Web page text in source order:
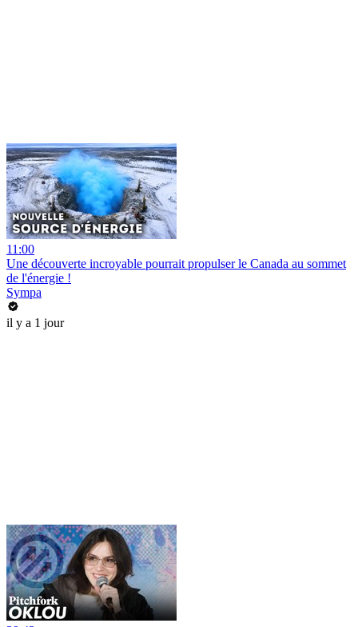
11:00
Une découverte incroyable pourrait propulser le Canada au sommet
de l'énergie !
Sympa
il y a 1 jour